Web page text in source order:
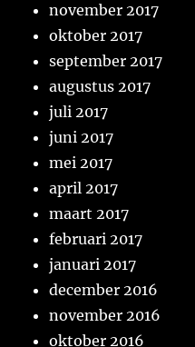
november 2017
oktober 2017
september 2017
augustus 2017
juli 2017
juni 2017
mei 2017
april 2017
maart 2017
februari 2017
januari 2017
december 2016
november 2016
oktober 2016